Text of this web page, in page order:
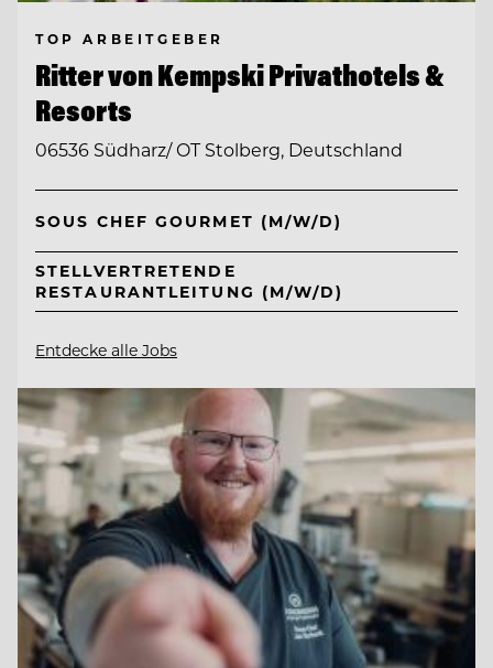
TOP ARBEITGEBER
Ritter von Kempski Privathotels &
Resorts
06536 Südharz/ OT Stolberg, Deutschland
SOUS CHEF GOURMET (M/W/D)
STELLVERTRETENDE
RESTAURANTLEITUNG (M/W/D)
Entdecke alle Jobs